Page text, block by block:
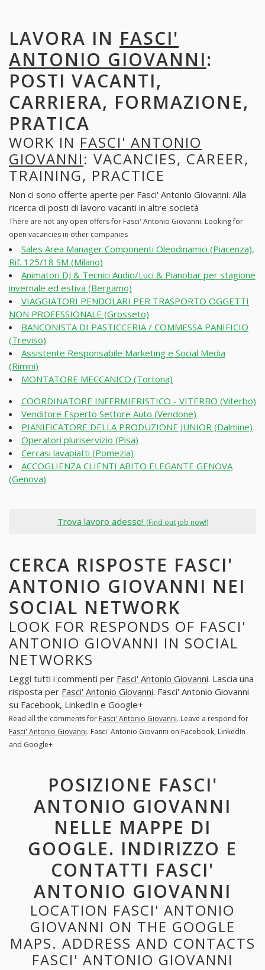
LAVORA IN FASCI'
ANTONIO GIOVANNI:
POSTI VACANTI,
CARRIERA, FORMAZIONE,
PRATICA
WORK IN FASCI' ANTONIO
GIOVANNI: VACANCIES, CAREER,
TRAINING, PRACTICE
Non ci sono offerte aperte per Fasci' Antonio Giovanni. Alla
ricerca di posti di lavoro vacanti in altre società
There are not any open offers for Fasci' Antonio Giovanni. Looking for
open vacancies in other companies
Sales Area Manager Componenti Oleodinamici (Piacenza),
Rif. 125/18 SM (Milano)
Animatori DJ & Tecnici Audio/Luci & Pianobar per stagione
invernale ed estiva (Bergamo)
VIAGGIATORI PENDOLARI PER TRASPORTO OGGETTI
NON PROFESSIONALE (Grosseto)
BANCONISTA DI PASTICCERIA / COMMESSA PANIFICIO
(Treviso)
Assistente Responsabile Marketing e Social Media
(Rimini)
MONTATORE MECCANICO (Tortona)
COORDINATORE INFERMIERISTICO - VITERBO (Viterbo)
Venditore Esperto Settore Auto (Vendone)
PIANIFICATORE DELLA PRODUZIONE JUNIOR (Dalmine)
Operatori pluriservizio (Pisa)
Cercasi lavapiatti (Pomezia)
ACCOGLIENZA CLIENTI ABITO ELEGANTE GENOVA
(Genova)
Trova lavoro adesso! (Find out job now!)
CERCA RISPOSTE FASCI'
ANTONIO GIOVANNI NEI
SOCIAL NETWORK
LOOK FOR RESPONDS OF FASCI'
ANTONIO GIOVANNI IN SOCIAL
NETWORKS
Leggi tutti i commenti per Fasci' Antonio Giovanni. Lascia una
risposta per Fasci' Antonio Giovanni. Fasci' Antonio Giovanni
su Facebook, LinkedIn e Google+
Read all the comments for Fasci' Antonio Giovanni. Leave a respond for
Fasci' Antonio Giovanni. Fasci' Antonio Giovanni on Facebook, LinkedIn
and Google+
POSIZIONE FASCI'
ANTONIO GIOVANNI
NELLE MAPPE DI
GOOGLE. INDIRIZZO E
CONTATTI FASCI'
ANTONIO GIOVANNI
LOCATION FASCI' ANTONIO
GIOVANNI ON THE GOOGLE
MAPS. ADDRESS AND CONTACTS
FASCI' ANTONIO GIOVANNI